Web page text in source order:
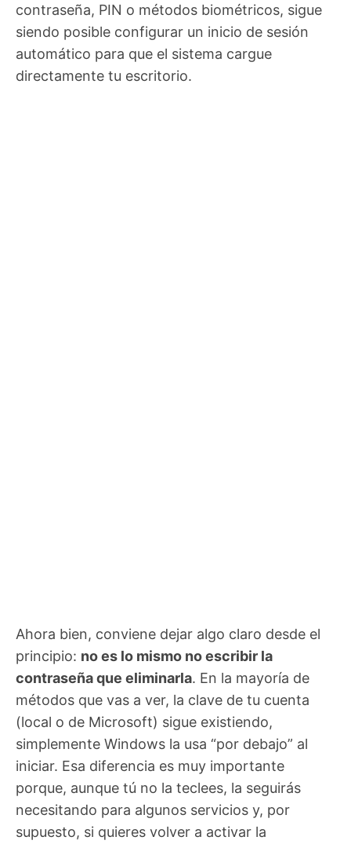
contraseña, PIN o métodos biométricos, sigue
siendo posible configurar un inicio de sesión
automático para que el sistema cargue
directamente tu escritorio.
Ahora bien, conviene dejar algo claro desde el
principio: no es lo mismo no escribir la
contraseña que eliminarla. En la mayoría de
métodos que vas a ver, la clave de tu cuenta
(local o de Microsoft) sigue existiendo,
simplemente Windows la usa “por debajo” al
iniciar. Esa diferencia es muy importante
porque, aunque tú no la teclees, la seguirás
necesitando para algunos servicios y, por
supuesto, si quieres volver a activar la